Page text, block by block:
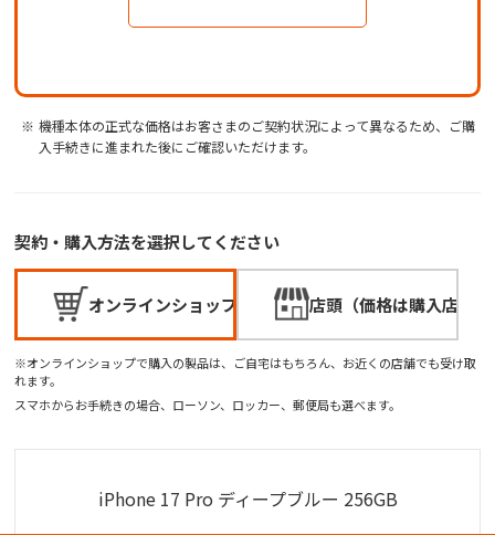
機種本体の正式な価格はお客さまのご契約状況によって異なるため、ご購
入手続きに進まれた後にご確認いただけます。
契約・購入方法を選択してください
オンラインショップ 店頭（価格は購入店で
※オンラインショップで購入の製品は、ご自宅はもちろん、お近くの店舗でも受け取
れます。
スマホからお手続きの場合、ローソン、ロッカー、郵便局も選べます。
iPhone 17 Pro ディープブルー 256GB